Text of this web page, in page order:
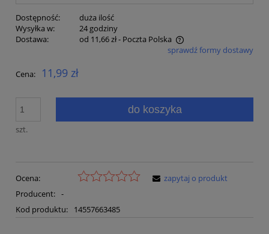
Dostępność:
duża ilość
Wysyłka w:
24 godziny
Dostawa:
od 11,66 zł- Poczta Polska
Cena nie zawiera ewentualnych kosztów płatnościsprawdź formy dostawy
Cena: 11,99 zł
szt.
do koszyka
Ocena:
Producent: -
Kod produktu:
14557663485
zapytaj o produkt